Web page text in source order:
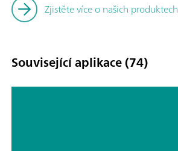
Zjistěte více o našich produktech
Související aplikace (74)